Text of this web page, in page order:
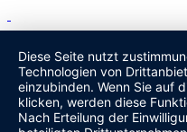
Diese Seite nutzt
Technologien von
einzubinden. Wenn Sie auf
klicken, werden diese
Nach Erteilung der